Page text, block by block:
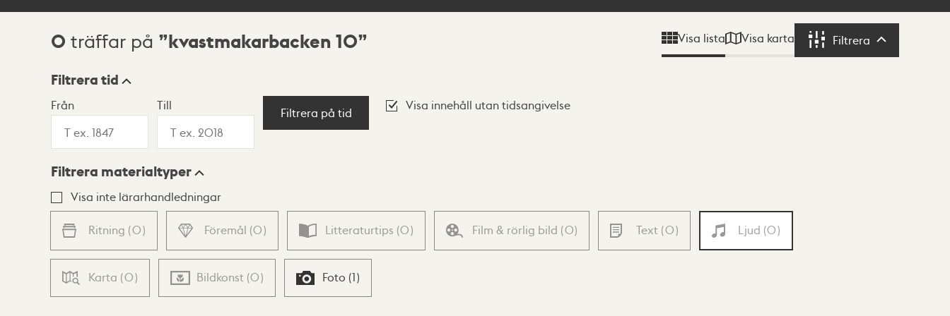
Sökresultat
0 träffar på kvastmakarbacken 10 Visa lista Visa karta Filtrera Filtrera
Visningsläge
Lista Karta
Filtrera tid
Från Till
Filtrera på tid
Visa innehåll utan tidsangivelse
Filtrera materialtyper
Visa inte lärarhandledningar
Ritning (0) Föremål (0) Litteraturtips (0) Film & rörlig bild (0) Text (0) Ljud (0)
Karta (0) Bildkonst (0) Foto (1)